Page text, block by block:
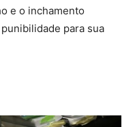
e o inchamento
para sua